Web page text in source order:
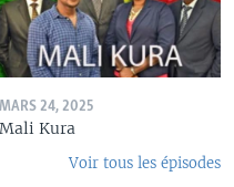
MARS 24, 2025
Mali Kura
Voir tous les épisodes